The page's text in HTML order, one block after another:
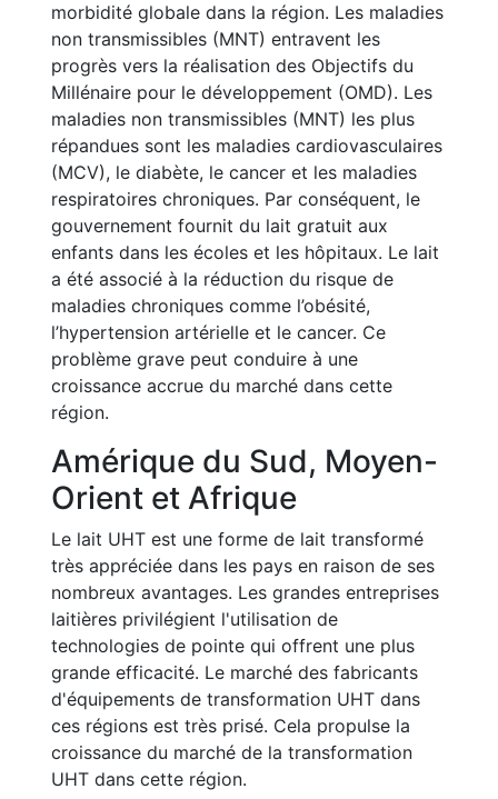
morbidité globale dans la région. Les maladies
non transmissibles (MNT) entravent les
progrès vers la réalisation des Objectifs du
Millénaire pour le développement (OMD). Les
maladies non transmissibles (MNT) les plus
répandues sont les maladies cardiovasculaires
(MCV), le diabète, le cancer et les maladies
respiratoires chroniques. Par conséquent, le
gouvernement fournit du lait gratuit aux
enfants dans les écoles et les hôpitaux. Le lait
a été associé à la réduction du risque de
maladies chroniques comme l’obésité,
l’hypertension artérielle et le cancer. Ce
problème grave peut conduire à une
croissance accrue du marché dans cette
région.
Amérique du Sud, Moyen-
Orient et Afrique
Le lait UHT est une forme de lait transformé
très appréciée dans les pays en raison de ses
nombreux avantages. Les grandes entreprises
laitières privilégient l'utilisation de
technologies de pointe qui offrent une plus
grande efficacité. Le marché des fabricants
d'équipements de transformation UHT dans
ces régions est très prisé. Cela propulse la
croissance du marché de la transformation
UHT dans cette région.